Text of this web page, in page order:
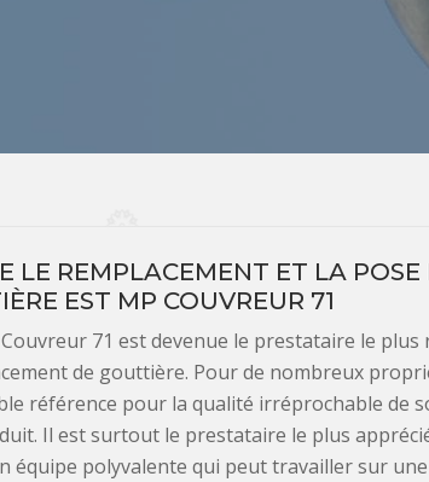
LE REMPLACEMENT ET LA POSE
EST MP COUVREUR 71
71 est devenue le prestataire le plus
de gouttière. Pour de nombreux
référence pour la qualité irréprochable de
Il est surtout le prestataire le plus
équipe polyvalente qui peut travailler sur